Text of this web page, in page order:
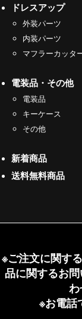
ドレスアップ
外装パーツ
内装パーツ
マフラーカッタ
電装品・その他
電装品
キーケース
その他
新着商品
送料無料商品
※ご注文に関す
品に関するお
※お電話